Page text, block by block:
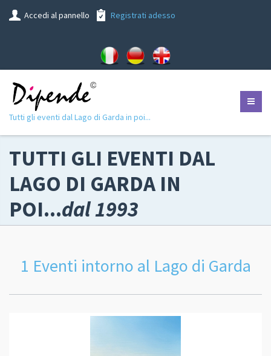
Accedi al pannello Registrati adesso
Tutti gli eventi dal Lago di Garda in poi...
TUTTI GLI EVENTI DAL
LAGO DI GARDA IN
POI...dal 1993
1 Eventi intorno al Lago di Garda